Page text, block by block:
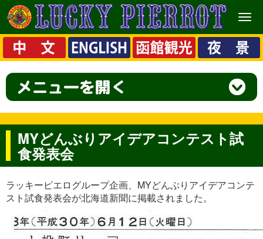
メ
ニ
ュ
ー
MYどんぶりアイデアコンテスト試
食発表会
ラッキーピエログループ企画、MYどんぶりアイデアコンテ
スト試食発表会が北海道新聞に掲載されました。